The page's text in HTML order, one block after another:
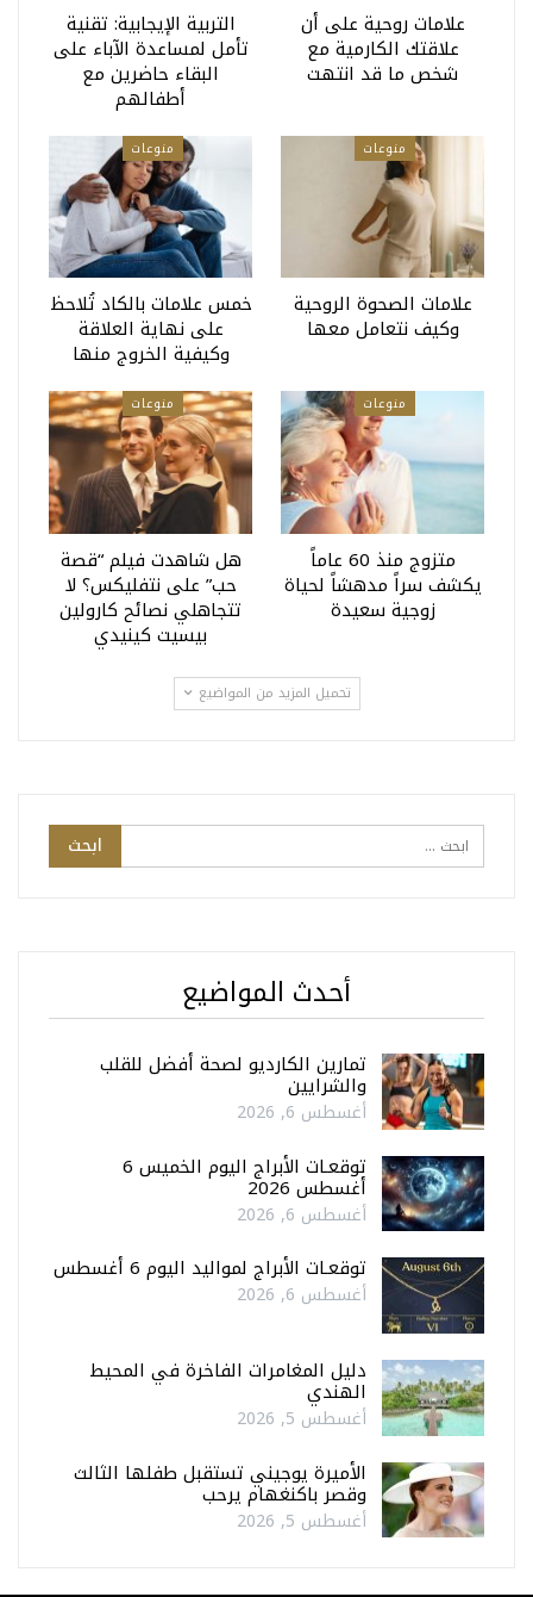
علامات روحية على أن
علاقتك الكارمية مع
شخص ما قد انتهت
التربية الإيجابية: تقنية
تأمل لمساعدة الآباء على
البقاء حاضرين مع
أطفالهم
منوعات
علامات الصحوة الروحية
وكيف نتعامل معها
منوعات
خمس علامات بالكاد تُلاحظ
على نهاية العلاقة
وكيفية الخروج منها
منوعات
متزوج منذ 60 عاماً
يكشف سراً مدهشاً لحياة
زوجية سعيدة
منوعات
هل شاهدت فيلم “قصة
حب” على نتفليكس؟ لا
تتجاهلي نصائح كارولين
بيسيت كينيدي
تحميل المزيد من المواضيع
أحدث المواضيع
تمارين الكارديو لصحة أفضل للقلب
والشرايين
أغسطس 6, 2026
توقعـات الأبراج اليوم الخميس 6
أغسطس 2026
أغسطس 6, 2026
توقعـات الأبراج لمواليد اليوم 6 أغسطس
أغسطس 6, 2026
دليل المغامرات الفاخرة في المحيط
الهندي
أغسطس 5, 2026
الأميرة يوجيني تستقبل طفلها الثالث
وقصر باكنغهام يرحب
أغسطس 5, 2026